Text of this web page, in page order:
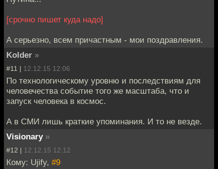
[срочно пишет куда надо]
А серьезно, всем причастным - мои поздравления.
Kolder »
#11 | 12.12.15 12:06
По технологическому уровню и последствиям для
человечества событие того же масштаба, что и
запуск человека в космос.
А в СМИ лишь краткие упоминания. И то не везде.
Visionary »
#12 | 12.12.15 12:12
Кому: Ujify, #9